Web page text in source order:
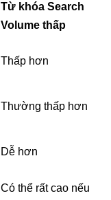
Từ khóa Search
Volume thấp
Thấp hơn
Thường thấp hơn
Dễ hơn
Có thể rất cao nếu